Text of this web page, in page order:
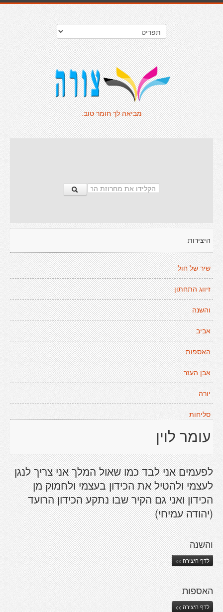
מביאה לך חומר טוב.
היצירות
שיר של חול
זיווג התחתון
והשנה
אביב
האספות
אבן העזר
יורה
סליחות
עומר לוין
לפעמים אני לבד כמו שאול המלך אני צריך לנגן
לעצמי ולהטיל את הכידון בעצמי ולחמוק מן
הכידון ואני גם הקיר שבו נתקע הכידון הרועד
(יהודה עמיחי)
והשנה
לדף היצירה >>
האספות
לדף היצירה >>